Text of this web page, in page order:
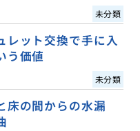
未分類
レット交換で手に入
う価値
未分類
床の間からの水漏